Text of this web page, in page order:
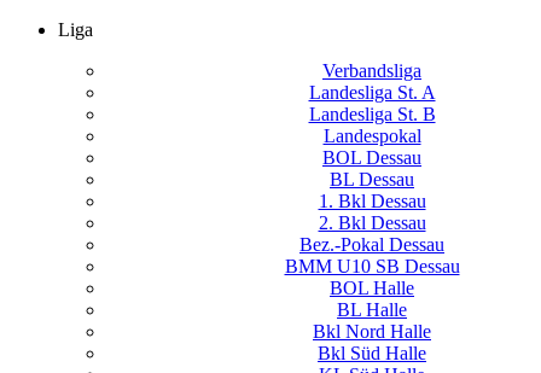
Liga
Verbandsliga
Landesliga St. A
Landesliga St. B
Landespokal
BOL Dessau
BL Dessau
1. Bkl Dessau
2. Bkl Dessau
Bez.-Pokal Dessau
BMM U10 SB Dessau
BOL Halle
BL Halle
Bkl Nord Halle
Bkl Süd Halle